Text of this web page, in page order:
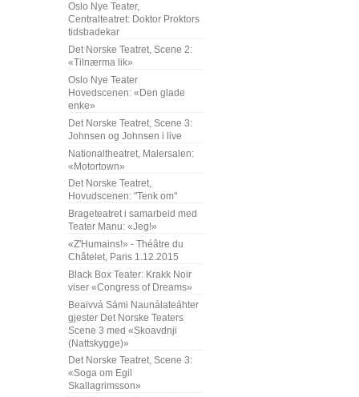
Oslo Nye Teater,
Centralteatret: Doktor Proktors
tidsbadekar
Det Norske Teatret, Scene 2:
«Tilnærma lik»
Oslo Nye Teater
Hovedscenen: «Den glade
enke»
Det Norske Teatret, Scene 3:
Johnsen og Johnsen i live
Nationaltheatret, Malersalen:
«Motortown»
Det Norske Teatret,
Hovudscenen: "Tenk om"
Brageteatret i samarbeid med
Teater Manu: «Jeg!»
«Z'Humains!» - Théâtre du
Châtelet, Paris 1.12.2015
Black Box Teater: Krakk Noir
viser «Congress of Dreams»
Beaivvá Sámi Naunálateáhter
gjester Det Norske Teaters
Scene 3 med «Skoavdnji
(Nattskygge)»
Det Norske Teatret, Scene 3:
«Soga om Egil
Skallagrimsson»